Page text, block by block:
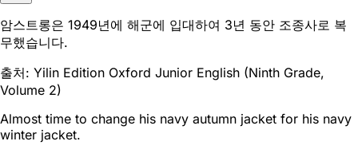
암스트롱은 1949년에 해군에 입대하여 3년 동안 조종사로 복
무했습니다.
출처: Yilin Edition Oxford Junior English (Ninth Grade,
Volume 2)
Almost time to change his navy autumn jacket for his navy
winter jacket.